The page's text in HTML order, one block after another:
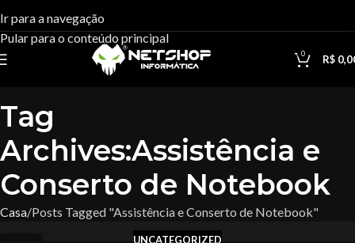
Ir para a navegação
Pular para o conteúdo principal
0 R$
Tag
Archives:Assistência e
Conserto de Notebook
Casa Posts Tagged "Assistência e Conserto de Notebook"
UNCATEGORIZED